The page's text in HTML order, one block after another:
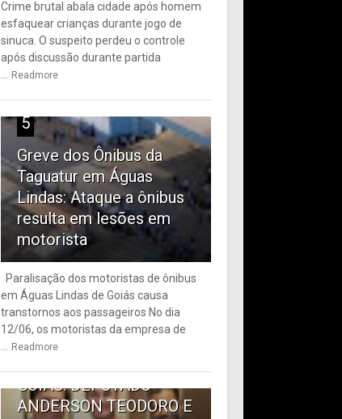
Crime brutal abala cidade após homem
esfaquear crianças durante jogo de
sinuca. O suspeito perdeu o controle
após discussão durante partida
Readmore
5
Greve dos Ônibus da
Taguatur em Águas
Lindas: Ataque a ônibus
resulta em lesões em
motorista
Paralisação dos motoristas de ônibus
em Águas Lindas de Goiás causa
transtornos aos passageiros No dia
12/06, os motoristas da empresa de
Readmore
6
TRANSPORTE PÚBLICO
GOIÁS: DEPUTADO
ANDERSON TEODORO E